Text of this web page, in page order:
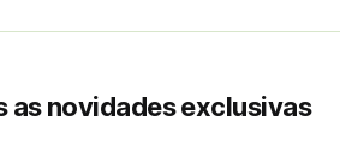
as novidades exclusivas